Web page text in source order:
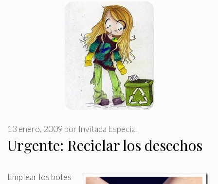
Urgente: Reciclar los desechos
13 enero, 2009 por Invitada Especial
Emplear los botes